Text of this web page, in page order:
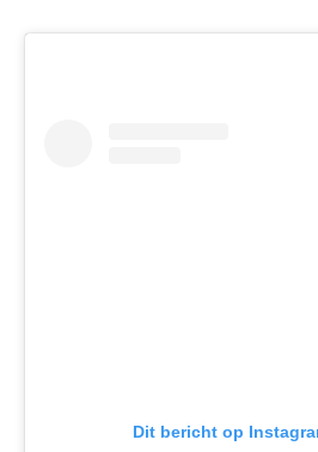
Dit bericht op